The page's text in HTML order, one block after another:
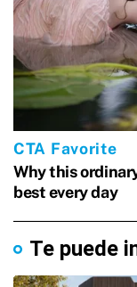
Te puede